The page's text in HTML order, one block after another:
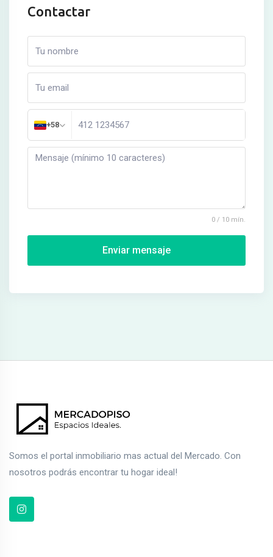
Contactar
+58
0 / 10 mín.
Enviar mensaje
Somos el portal inmobiliario mas actual del Mercado. Con
nosotros podrás encontrar tu hogar ideal!